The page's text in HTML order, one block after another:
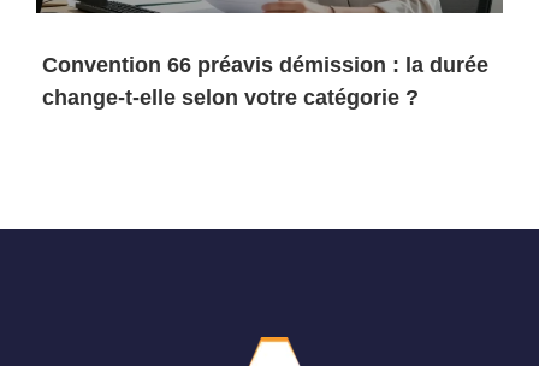
Convention 66 préavis démission : la durée
change-t-elle selon votre catégorie ?